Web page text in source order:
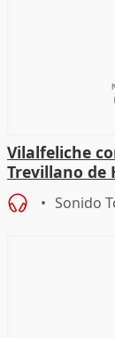
Vilalfeliche
Trevillano de
periodista
Sonido